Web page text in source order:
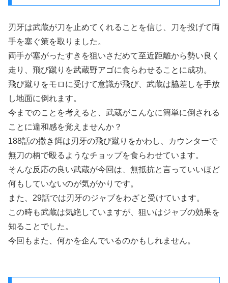
刃牙は武蔵が刀を止めてくれることを信じ、刀を投げて両
手を塞ぐ策を取りました。
両手が塞がったすきを狙いさだめて至近距離から勢い良く
走り、飛び蹴りを武蔵野アゴに食らわせることに成功。
飛び蹴りをモロに受けて意識が飛び、武蔵は脇差しを手放
し地面に倒れます。
今までのことを考えると、武蔵がこんなに簡単に倒される
ことに違和感を覚えませんか？
188話の撒き餌は刃牙の飛び蹴りをかわし、カウンターで
無刀の柄で殴るようなチョップを食らわせています。
そんな反応の良い武蔵が今回は、無抵抗と言っていいほど
何もしていないのが気がかりです。
また、29話では刃牙のジャブをわざと受けています。
この時も武蔵は気絶していますが、狙いはジャブの効果を
知ることでした。
今回もまた、何かを企んでいるのかもしれません。